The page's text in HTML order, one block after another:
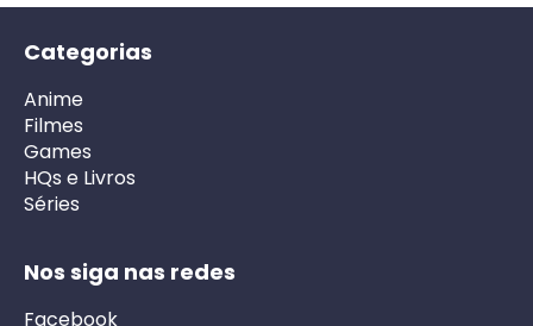
Categorias
Anime
Filmes
Games
HQs e Livros
Séries
Nos siga nas redes
Facebook